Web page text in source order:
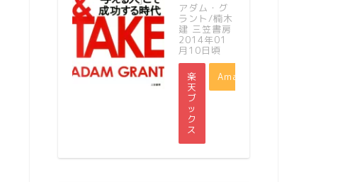
アダム・グ
ラント/楠木
建 三笠書房
2014年01
月10日頃
楽
天
ブ
ッ
ク
ス
Amazon